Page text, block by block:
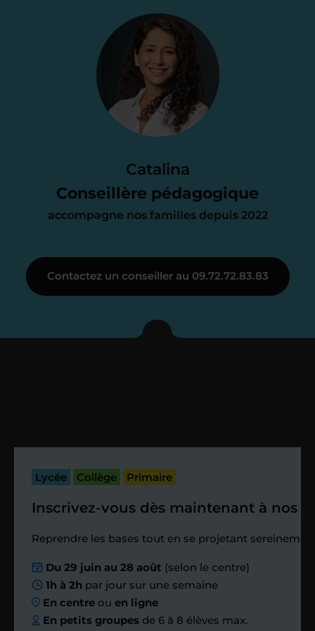
Catalina
Conseillère pédagogique
accompagne nos familles depuis 2022
Je vous envoie une
proposition
d’accompagnement
parfait. À partir de maintenant nous
nous occupons de tout.
Je vous présente votre
enseignant sous 72
passé.
Étape 4
Nous planifions
ensemble des
échanges réguliers
Contactez un conseiller au 09.72.72.83.83
Lycée Collège Primaire
Inscrivez-vous dès maintenant à nos
Reprendre les bases tout en se projetant
Du 29 juin au 28 août (selon le centre)
1h à 2h par jour sur une semaine
En centre ouen ligne
En petits groupes de 6 à 8 élèves max.